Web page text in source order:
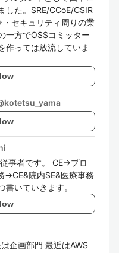
した。SRE/CCoE/CSIR
セキュリティ周りの業
一方でOSSコミッター
作っては放流していま
kotetsu_yama
事者です。 CE→プロ
院内SE&医療事務
いていきます。
企画部門 最近はAWS